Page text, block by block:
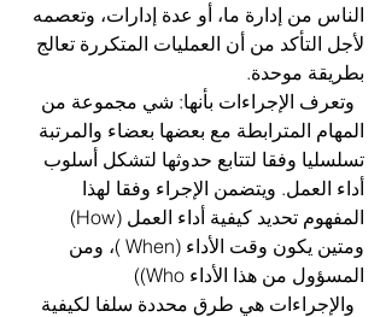
الناس من إدارة ما، أو عدة إدارات، وتعصمه
لأجل التأكد من أن العمليات المتكررة تعالج
بطريقة موحدة.
  وتعرف الإجراءات بأنها: شي مجموعة من
المهام المترابطة مع بعضها بعضاء والمرتبة
تسلسليا وفقا لتتابع حدوثها لتشكل أسلوب
أداء العمل. ويتضمن الإجراء وفقا لهذا
المفهوم تحديد كيفية أداء العمل (How)
ومتين يكون وقت الأداء (When )، ومن
المسؤول من هذا الأداء Who))
  والإجراءات هي طرق محددة سلفا لكيفية